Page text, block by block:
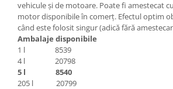
vehicule și de motoare. Poate fi amestecat
motor disponibile în comerț. Efectul optim
când este folosit singur (adică fără
Ambalaje disponibile
1 l 8539
4 l 20798
5 l 8540
205 l 20799